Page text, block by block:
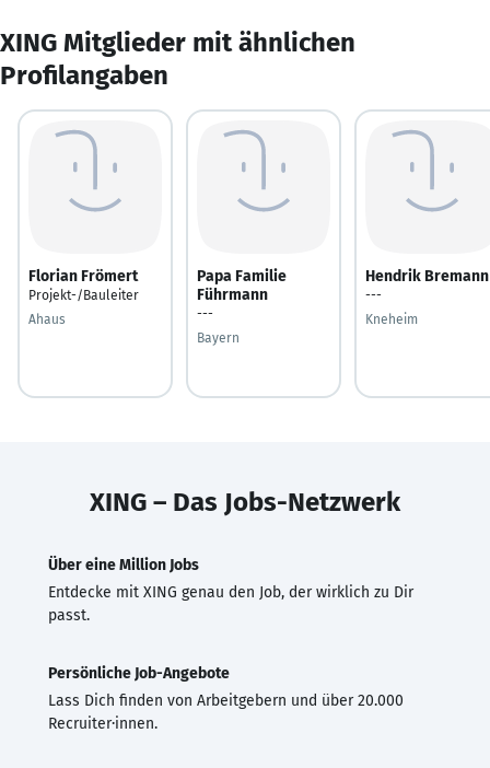
XING Mitglieder mit ähnlichen
Profilangaben
Florian Frömert
Projekt-/Bauleiter
Ahaus
Papa Familie
Führmann
---
Bayern
Hendrik Bremann
---
Kneheim
XING – Das Jobs-Netzwerk
Über eine Million Jobs
Entdecke mit XING genau den Job, der wirklich zu Dir
passt.
Persönliche Job-Angebote
Lass Dich finden von Arbeitgebern und über 20.000
Recruiter·innen.